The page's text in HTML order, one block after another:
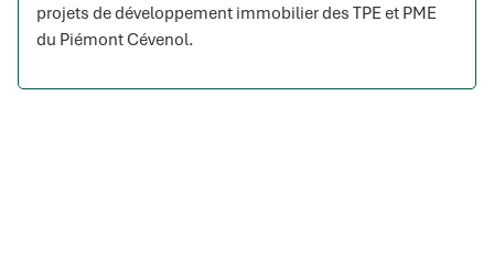
projets de développement immobilier des TPE et PME
du Piémont Cévenol.